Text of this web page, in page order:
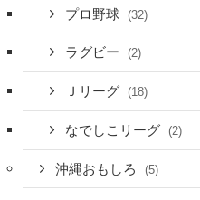
プロ野球 (32)
ラグビー (2)
Ｊリーグ (18)
なでしこリーグ (2)
沖縄おもしろ (5)